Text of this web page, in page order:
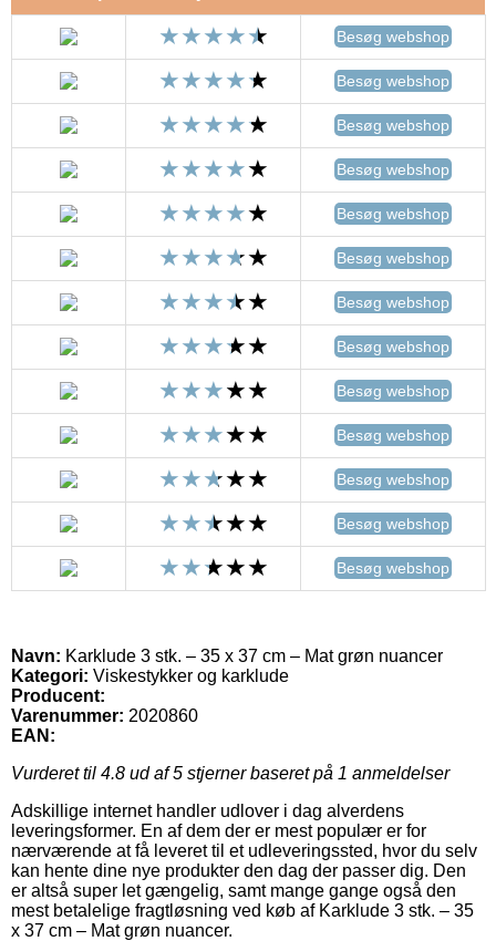
Besøg webshop
Besøg webshop
Besøg webshop
Besøg webshop
Besøg webshop
Besøg webshop
Besøg webshop
Besøg webshop
Besøg webshop
Besøg webshop
Besøg webshop
Besøg webshop
Besøg webshop
Navn: Karklude 3 stk. – 35 x 37 cm – Mat grøn nuancer
Kategori: Viskestykker og karklude
Producent:
Varenummer: 2020860
EAN:
Vurderet til 4.8 ud af 5 stjerner baseret på 1 anmeldelser
Adskillige internet handler udlover i dag alverdens
leveringsformer. En af dem der er mest populær er for
nærværende at få leveret til et udleveringssted, hvor du selv
kan hente dine nye produkter den dag der passer dig. Den
er altså super let gængelig, samt mange gange også den
mest betalelige fragtløsning ved køb af Karklude 3 stk. – 35
x 37 cm – Mat grøn nuancer.